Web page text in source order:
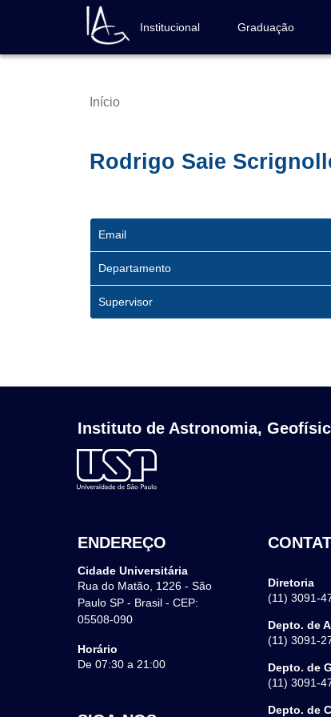
conteúdo
Navegação
principal
Institucional Graduação
Trilha
Início
Rodrigo Saie
Email
Departamento
Supervisor
Instituto de Astronomia,
ENDEREÇO
Cidade Universitária
Rua do Matão, 1226 - São
Paulo SP - Brasil - CEP:
05508-090
Horário
De 07:30 a 21:00
Diretoria
(11) 3091-
Depto. de
(11) 3091-
Depto. de
(11) 3091-
Depto. de